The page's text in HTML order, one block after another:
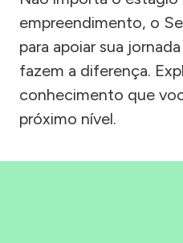
empreendimento, o
para apoiar sua
fazem a diferença.
conhecimento que
próximo nível.